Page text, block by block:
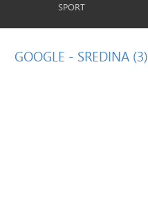
SPORT
GOOGLE - SREDINA (3)